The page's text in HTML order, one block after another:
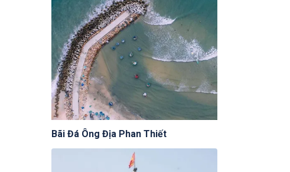
Bãi Đá Ông Địa Phan Thiết